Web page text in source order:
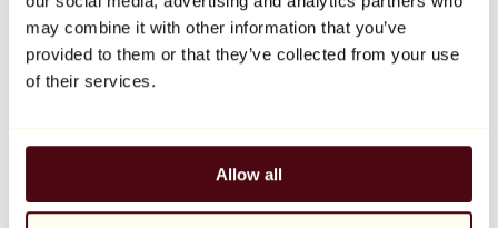
may combine it with other information that you’ve
provided to them or that they’ve collected from your use
of their services.
Allow all
Balloon Dog (Orange)
Jeff Koons
10.000 €
Artisti
Tutti i pittori